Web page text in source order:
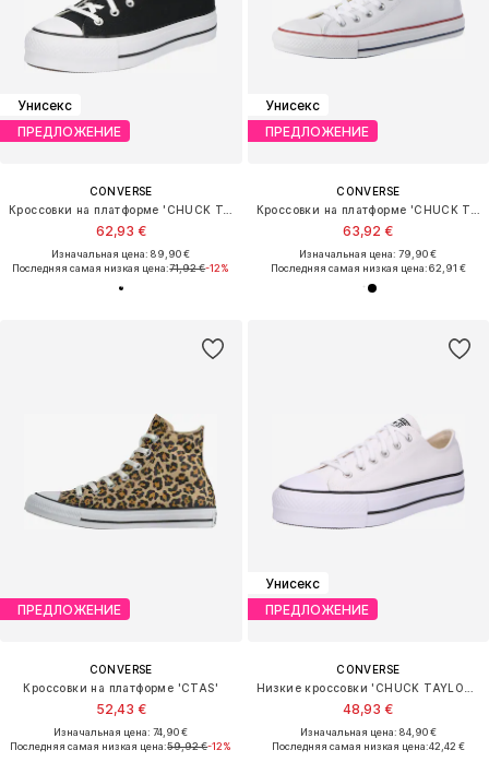
Унисекс
ПРЕДЛОЖЕНИЕ
CONVERSE
Кроссовки на платформе 'CHUCK TAYLOR ALL STAR LIFT PLATFORM WIDE WIDTH'
62,93 €
Изначальная цена: 89,90 €
Последняя самая низкая цена:71,92 €-12%
Унисекс
ПРЕДЛОЖЕНИЕ
CONVERSE
Кроссовки на платформе 'CHUCK TAYLOR ALL STAR CLASSIC'
63,92 €
Изначальная цена: 79,90 €
Последняя самая низкая цена:62,91 €
ПРЕДЛОЖЕНИЕ
CONVERSE
Кроссовки на платформе 'CTAS'
52,43 €
Изначальная цена: 74,90 €
Последняя самая низкая цена:59,92 €-12%
Унисекс
ПРЕДЛОЖЕНИЕ
CONVERSE
Низкие кроссовки 'CHUCK TAYLOR ALL STAR LIFT PLATFORM WIDE WIDTH'
48,93 €
Изначальная цена: 84,90 €
Последняя самая низкая цена:42,42 €